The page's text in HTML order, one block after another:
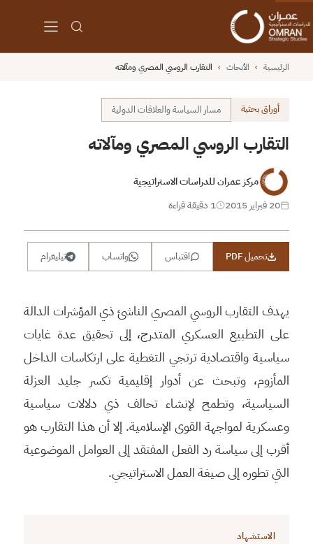
الرئيسية › الأبحاث › التقارب الروسي المصري ومآلاته
أوراق بحثية مسار السياسة والعلاقات الدولية
التقارب الروسي المصري ومآلاته
مركز عمران للدراسات الاستراتيجية
20 فبراير 2015
1 دقيقة قراءة
تحميل PDF اقتباس واتساب تيليغرام
يهدف التقارب الروسي المصري الناشئ ذي المؤشرات الدالة
على التطبيع العسكري المتدرج، إلى تحقيق عدة غايات
سياسية واقتصادية ترتجي التغطية على ارتكاسات الداخل
المأزوم، وتبحث عن أدوار إقليمية تكسر جليد العزلة
السياسية، وتطمح لإنشاء تحالف ذي دلالات سياسية
وعسكرية لمواجهة القوى الإسلامية. إلا أن هذا التقارب هو
أقرب إلى سياسة رد الفعل المفتقد إلى العوامل الموضوعية
التي تطوره إلى صيغة العمل الاستراتيجي.
الاستشهاد